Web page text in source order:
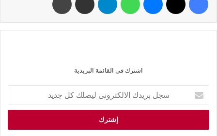
اشترك فى القائمة البريدية